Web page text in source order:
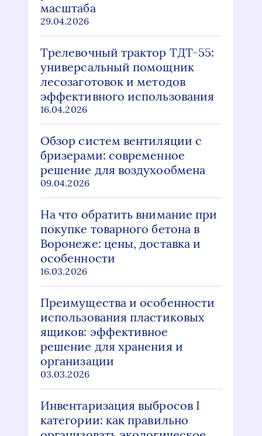
масштаба
29.04.2026
Трелевочный трактор ТДТ-55:
универсальный помощник
лесозаготовок и методов
эффективного использования
16.04.2026
Обзор систем вентиляции с
бризерами: современное
решение для воздухообмена
09.04.2026
На что обратить внимание при
покупке товарного бетона в
Воронеже: цены, доставка и
особенности
16.03.2026
Преимущества и особенности
использования пластиковых
ящиков: эффективное
решение для хранения и
организации
03.03.2026
Инвентаризация выбросов I
категории: как правильно